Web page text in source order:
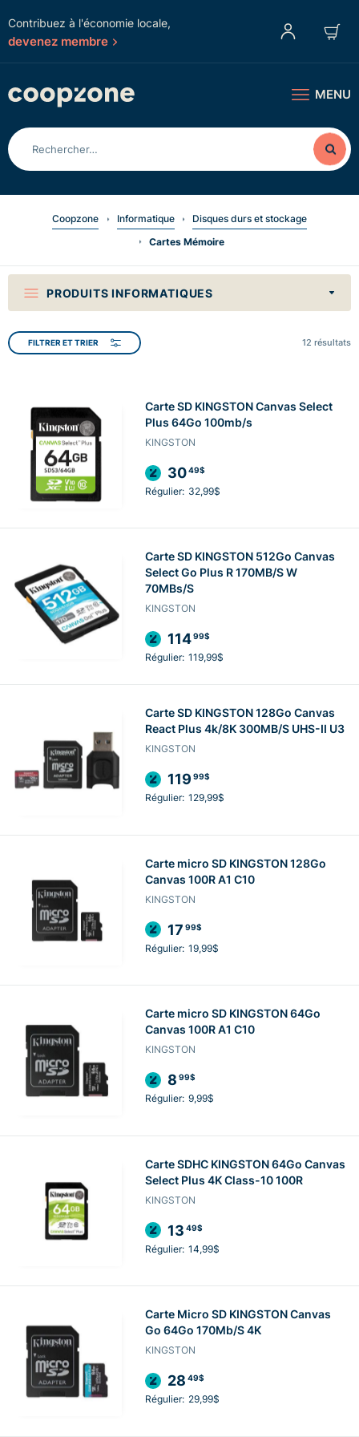
Contribuez à l'économie locale,
devenez membre
MENU
Coopzone Informatique
Disques durs et stockage
Cartes Mémoire
PRODUITS INFORMATIQUES
FILTRER ET TRIER 12 résultats
Carte SD KINGSTON Canvas Select
Plus 64Go 100mb/s
KINGSTON
3049$
Régulier: 32,99$
Carte SD KINGSTON 512Go Canvas
Select Go Plus R 170MB/S W
70MBs/S
KINGSTON
11499$
Régulier: 119,99$
Carte SD KINGSTON 128Go Canvas
React Plus 4k/8K 300MB/S UHS-II U3
KINGSTON
119 99$
Régulier: 129,99$
Carte micro SD KINGSTON 128Go
Canvas 100R A1 C10
KINGSTON
17 99$
Régulier: 19,99$
Carte micro SD KINGSTON 64Go
Canvas 100R A1 C10
KINGSTON
8 99$
Régulier: 9,99$
Carte SDHC KINGSTON 64Go Canvas
Select Plus 4K Class-10 100R
KINGSTON
13 49$
Régulier: 14,99$
Carte Micro SD KINGSTON Canvas
Go 64Go 170Mb/S 4K
KINGSTON
28 49$
Régulier: 29,99$